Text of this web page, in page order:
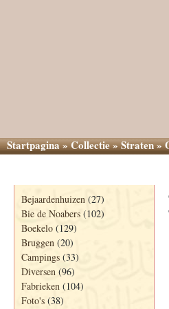
Startpagina»Collectie»Straten»
Bejaardenhuizen (27)
Bie de Noabers (102)
Boekelo (129)
Bruggen (20)
Campings (33)
Diversen (96)
Fabrieken (104)
Foto's (38)